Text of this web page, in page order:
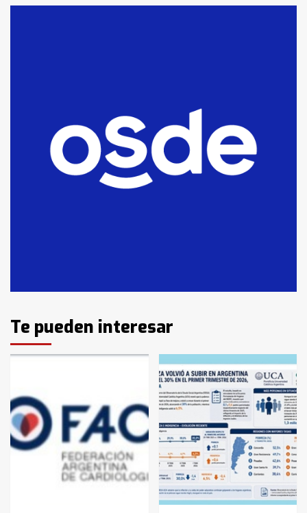
fueron detenidos por
comercialización de drogas en la
tarde del sábado
T.Lauquen: se vendió el edificio de
lo que fue la planta Industrial del
3
Identidad de los adolescentes
pampeanos que fueron
en la mañana del lunes
4
Accidente en Ruta 5: falleció un
joven de Trenque Lauquen
Los precios de los combustibles en
La Pampa, desde YPF hasta Axion
entre 857 a 1338 pesos
Te pueden interesar